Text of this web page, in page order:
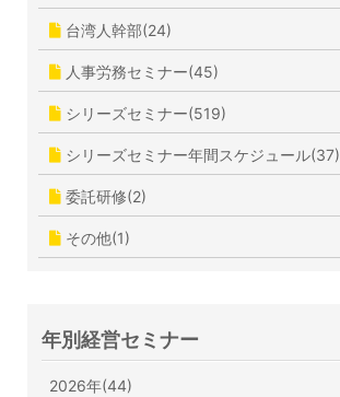
台湾人幹部(24)
人事労務セミナー(45)
シリーズセミナー(519)
シリーズセミナー年間スケジュール(37)
委託研修(2)
その他(1)
年別経営セミナー
2026年(44)